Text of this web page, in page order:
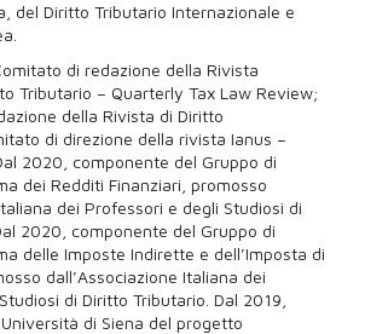
del Diritto Tributario Internazionale e
di redazione della Rivista
Tributario – Quarterly Tax Law Review;
della Rivista di Diritto
di direzione della rivista Ianus –
2020, componente del Gruppo di
dei Redditi Finanziari, promosso
dei Professori e degli Studiosi di
2020, componente del Gruppo di
delle Imposte Indirette e dell’Imposta di
dall’Associazione Italiana dei
di Diritto Tributario. Dal 2019,
di Siena del progetto